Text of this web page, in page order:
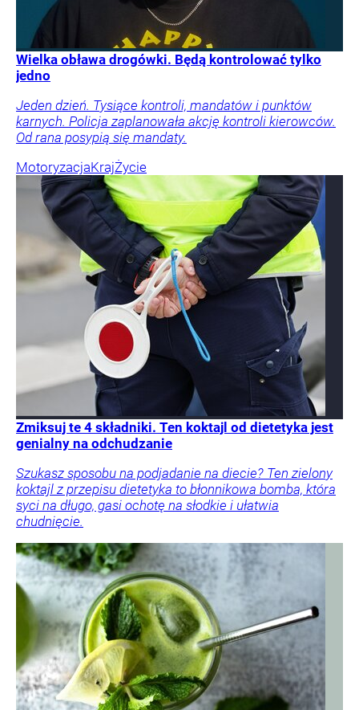
Wielka obława drogówki. Będą kontrolować tylko
jedno
Jeden dzień. Tysiące kontroli, mandatów i punktów
karnych. Policja zaplanowała akcję kontroli kierowców.
Od rana posypią się mandaty.
MotoryzacjaKrajŻycie
Zmiksuj te 4 składniki. Ten koktajl od dietetyka jest
genialny na odchudzanie
Szukasz sposobu na podjadanie na diecie? Ten zielony
koktajl z przepisu dietetyka to błonnikowa bomba, która
syci na długo, gasi ochotę na słodkie i ułatwia
chudnięcie.